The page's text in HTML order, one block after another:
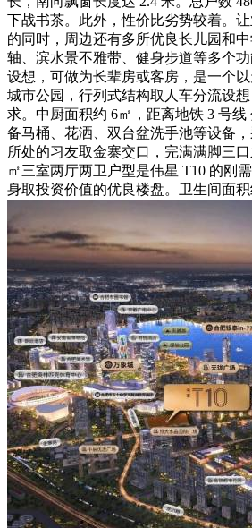
下战书茶。此外，性价比劣势较着。
的同时，周边还有多所优良长儿园和
轴、滨水景不雅带、健身步道等多个
设想，可做为长辈房或客房，是一个
城市公园，行列式结构取人车分流设
求。中厨面积约 6㎡，距离地铁 3 号
备马桶、花洒、双台盆洗手池等设备
所处的习友取金寨交口，完满满脚三
㎡三室两厅两卫户型是伟星 T10 的刚
身取投资价值的优良楼盘。卫生间面积